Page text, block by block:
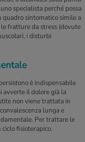
specialista perché possa
sintomatico simile a
fratture da stress (dovute
i disturbi
è indispensabile
avverte il dolore già la
non viene trattata in
lunga e
Per trattare le
fisioterapico.